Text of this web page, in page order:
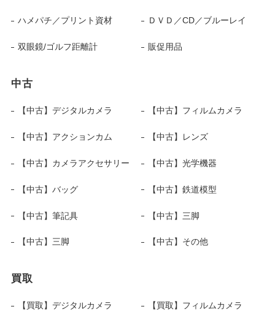
ハメパチ／プリント資材 ＤＶＤ／CD／ブルーレイ
双眼鏡/ゴルフ距離計 販促用品
中古
【中古】デジタルカメラ 【中古】フィルムカメラ
【中古】アクションカム 【中古】レンズ
【中古】カメラアクセサリー 【中古】光学機器
【中古】バッグ 【中古】鉄道模型
【中古】筆記具 【中古】三脚
【中古】三脚 【中古】その他
買取
【買取】デジタルカメラ 【買取】フィルムカメラ